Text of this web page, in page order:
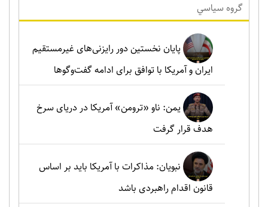
گروه سياسي
پایان نخستین دور رایزنی‌های غیرمستقیم
ایران و آمریکا با توافق برای ادامه گفت‌وگوها
یمن: ناو «ترومن» آمریکا در دریای سرخ
هدف قرار گرفت
نبویان: مذاکرات با آمریکا باید بر اساس
قانون اقدام راهبردی باشد